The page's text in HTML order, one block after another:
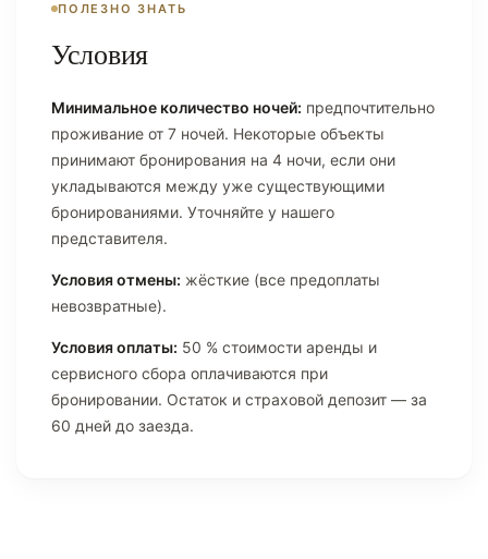
ПОЛЕЗНО ЗНАТЬ
Условия
Минимальное количество ночей: предпочтительно
проживание от 7 ночей. Некоторые объекты
принимают бронирования на 4 ночи, если они
укладываются между уже существующими
бронированиями. Уточняйте у нашего
представителя.
Условия отмены: жёсткие (все предоплаты
невозвратные).
Условия оплаты: 50 % стоимости аренды и
сервисного сбора оплачиваются при
бронировании. Остаток и страховой депозит — за
60 дней до заезда.